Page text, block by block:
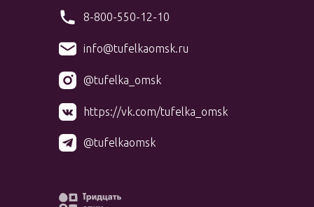
@tufelka_omsk
https://vk.com/tufelka_omsk
@tufelkaomsk
8-800-550-12-10
info@tufelkaomsk.ru